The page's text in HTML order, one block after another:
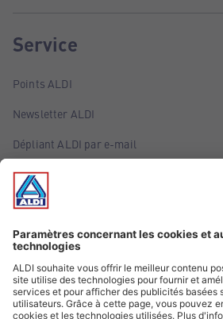
Service
Points ALDI
Newsletter ALDI
Dépliant ALDI par e-mail
Offres
Infos essentielles
Suivez ALDI Belgique